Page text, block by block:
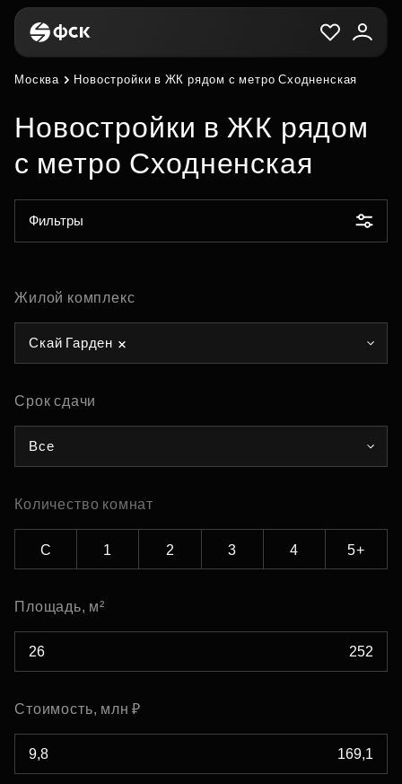
Москва Новостройки в ЖК рядом с метро Сходненская
Новостройки в ЖК рядом
с метро Сходненская
Фильтры
Жилой комплекс
Скай Гарден
Срок сдачи
Все
Количество комнат
С 1 2 3 4 5+
Площадь, м²
Стоимость, млн ₽